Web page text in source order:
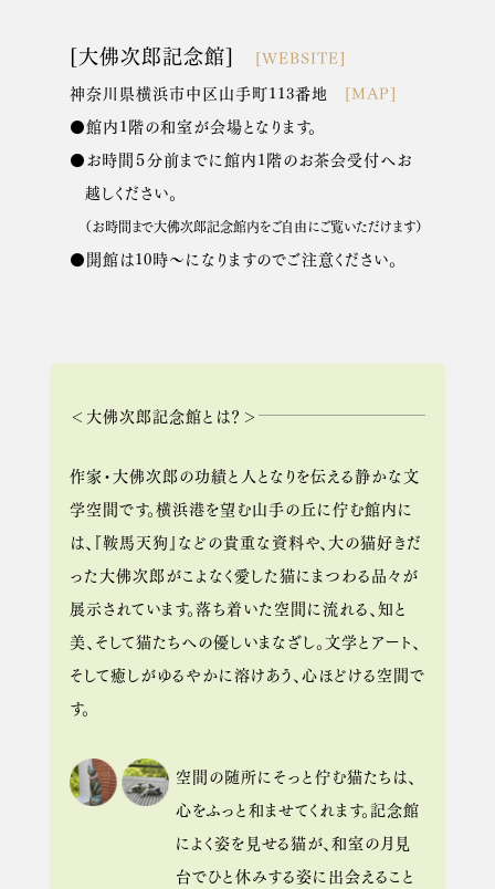
[大佛次郎記念館]
[WEBSITE]
神奈川県横浜市中区山手町113番地 [MAP]
●館内1階の和室が会場となります。
●お時間５分前までに館内1階のお茶会受付へお
越しください。
（お時間まで大佛次郎記念館内をご自由にご覧いただけます）
●開館は10時～になりますのでご注意ください。
＜大佛次郎記念館とは？＞
作家・大佛次郎の功績と人となりを伝える静かな文
学空間です。横浜港を望む山手の丘に佇む館内に
は、『鞍馬天狗』などの貴重な資料や、大の猫好きだ
った大佛次郎がこよなく愛した猫にまつわる品々が
展示されています。落ち着いた空間に流れる、知と
美、そして猫たちへの優しいまなざし。文学とアート、
そして癒しがゆるやかに溶けあう、心ほどける空間で
す。
空間の随所にそっと佇む猫たちは、
心をふっと和ませてくれます。記念館
によく姿を見せる猫が、和室の月見
台でひと休みする姿に出会えること